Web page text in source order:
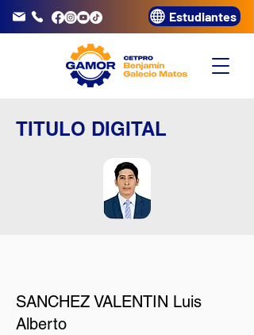
3320072 Estudiantes
TITULO DIGITAL
SANCHEZ VALENTIN Luis
Alberto